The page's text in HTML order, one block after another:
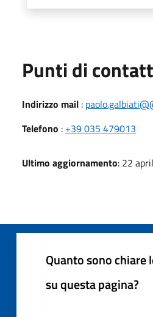
Punti di
Indirizzo mail :
Telefono : +39 035 479013
Ultimo aggiornamento: 22
Quanto sono
su questa pagina?